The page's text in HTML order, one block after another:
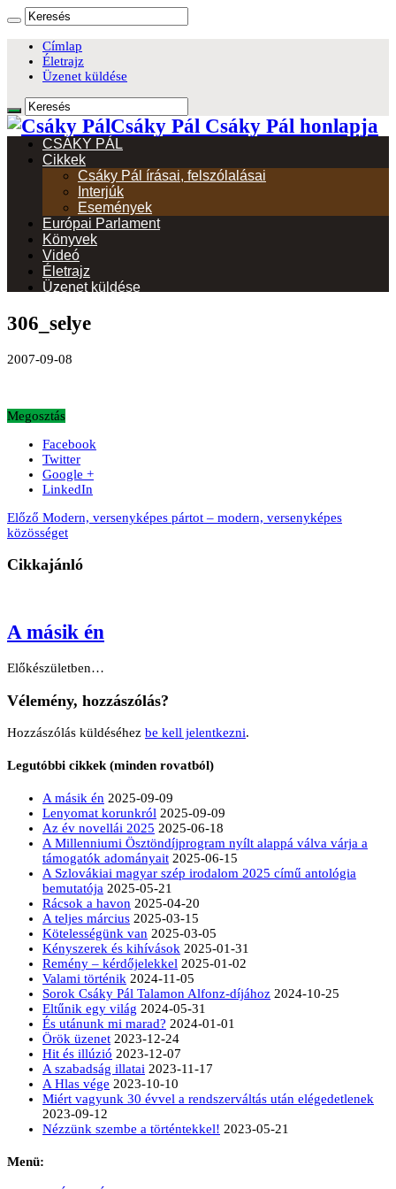
Címlap
Életrajz
Üzenet küldése
Csáky Pál Csáky Pál honlapja
CSÁKY PÁL
Cikkek
Csáky Pál írásai, felszólalásai
Interjúk
Események
Európai Parlament
Könyvek
Videó
Életrajz
Üzenet küldése
306_selye
2007-09-08
Megosztás
Facebook
Twitter
Google +
LinkedIn
Előző Modern, versenyképes pártot – modern, versenyképes
közösséget
Cikkajánló
A másik én
Előkészületben…
Vélemény, hozzászólás?
Hozzászólás küldéséhez be kell jelentkezni.
Legutóbbi cikkek (minden rovatból)
A másik én 2025-09-09
Lenyomat korunkról 2025-09-09
Az év novellái 2025 2025-06-18
A Millenniumi Ösztöndíjprogram nyílt alappá válva várja a
támogatók adományait 2025-06-15
A Szlovákiai magyar szép irodalom 2025 című antológia
bemutatója 2025-05-21
Rácsok a havon 2025-04-20
A teljes március 2025-03-15
Kötelességünk van 2025-03-05
Kényszerek és kihívások 2025-01-31
Remény – kérdőjelekkel 2025-01-02
Valami történik 2024-11-05
Sorok Csáky Pál Talamon Alfonz-díjához 2024-10-25
Eltűnik egy világ 2024-05-31
És utánunk mi marad? 2024-01-01
Örök üzenet 2023-12-24
Hit és illúzió 2023-12-07
A szabadság illatai 2023-11-17
A Hlas vége 2023-10-10
Miért vagyunk 30 évvel a rendszerváltás után elégedetlenek
2023-09-12
Nézzünk szembe a történtekkel! 2023-05-21
Menü: